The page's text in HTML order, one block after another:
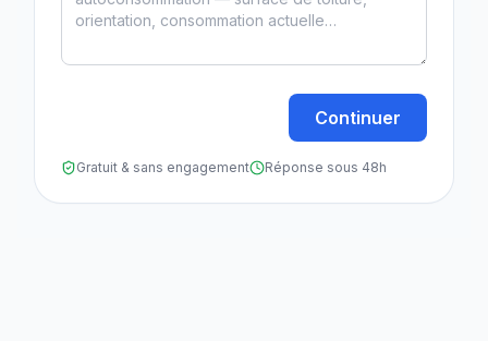
Continuer
Gratuit & sans engagement Réponse sous 48h